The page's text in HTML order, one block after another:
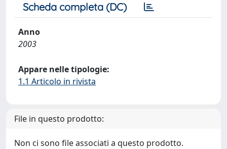
Scheda completa (DC)
Anno
2003
Appare nelle tipologie:
1.1 Articolo in rivista
File in questo prodotto:
Non ci sono file associati a questo prodotto.